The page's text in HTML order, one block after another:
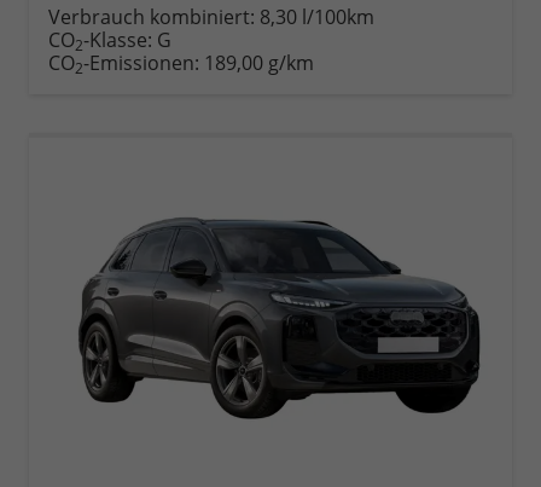
anfordern
Datei,
Verbrauch kombiniert: 8,30 l/100km
CO2-Klasse: G
CO2-Emissionen: 189,00 g/km